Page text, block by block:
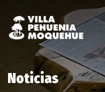
Noticias